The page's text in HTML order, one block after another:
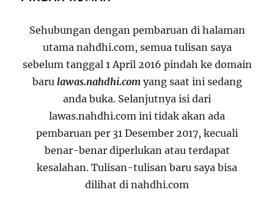
Sehubungan dengan pembaruan di halaman
utama nahdhi.com, semua tulisan saya
sebelum tanggal 1 April 2016 pindah ke domain
baru lawas.nahdhi.comyang saat ini sedang
anda buka. Selanjutnya isi dari
lawas.nahdhi.com ini tidak akan ada
pembaruan per 31 Desember 2017, kecuali
benar-benar diperlukan atau terdapat
kesalahan. Tulisan-tulisan baru saya bisa
dilihat di nahdhi.com